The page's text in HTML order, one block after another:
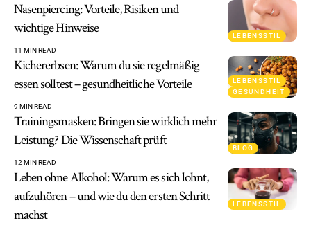
LEBENSSTIL
Nasenpiercing: Vorteile, Risiken und
wichtige Hinweise
11 MIN READ
LEBENSSTIL
GESUNDHEIT
Kichererbsen: Warum du sie regelmäßig
essen solltest – gesundheitliche Vorteile
9 MIN READ
BLOG
Trainingsmasken: Bringen sie wirklich mehr
Leistung? Die Wissenschaft prüft
12 MIN READ
LEBENSSTIL
Leben ohne Alkohol: Warum es sich lohnt,
aufzuhören – und wie du den ersten Schritt
machst